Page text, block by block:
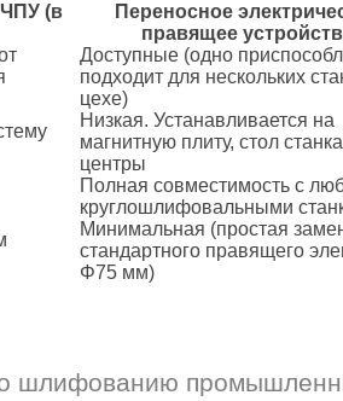
(в
Переносное
правящее
Доступные (одно
подходит для нескольких
цехе)
Низкая. Устанавливается на
магнитную плиту, стол
центры
Полная совместимость с
круглошлифовальными
Минимальная (простая
стандартного правящего
Φ75 мм)
шлифованию